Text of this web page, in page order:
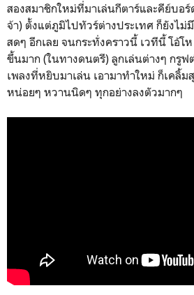
สองสมาชิกใหม่ที่มาเล่นกีตาร์และคีย์บอ
จ้า) ตั้งแต่ภูมิไปทัวร์ต่างประเทศ ก็ยังไม่
สดๆ อีกเลย จนกระทั่งคราวนี้ เวทีนี้ โอ้โ
ขึ้นมาก (ในทางดนตรี) ลูกเล่นต่างๆ กรูฟ
เพลงที่หยิบมาเล่น เอามาทำใหม่ ก็เคลิ้ม
หน่อยๆ หวานนิดๆ ทุกอย่างลงตัวมากๆ